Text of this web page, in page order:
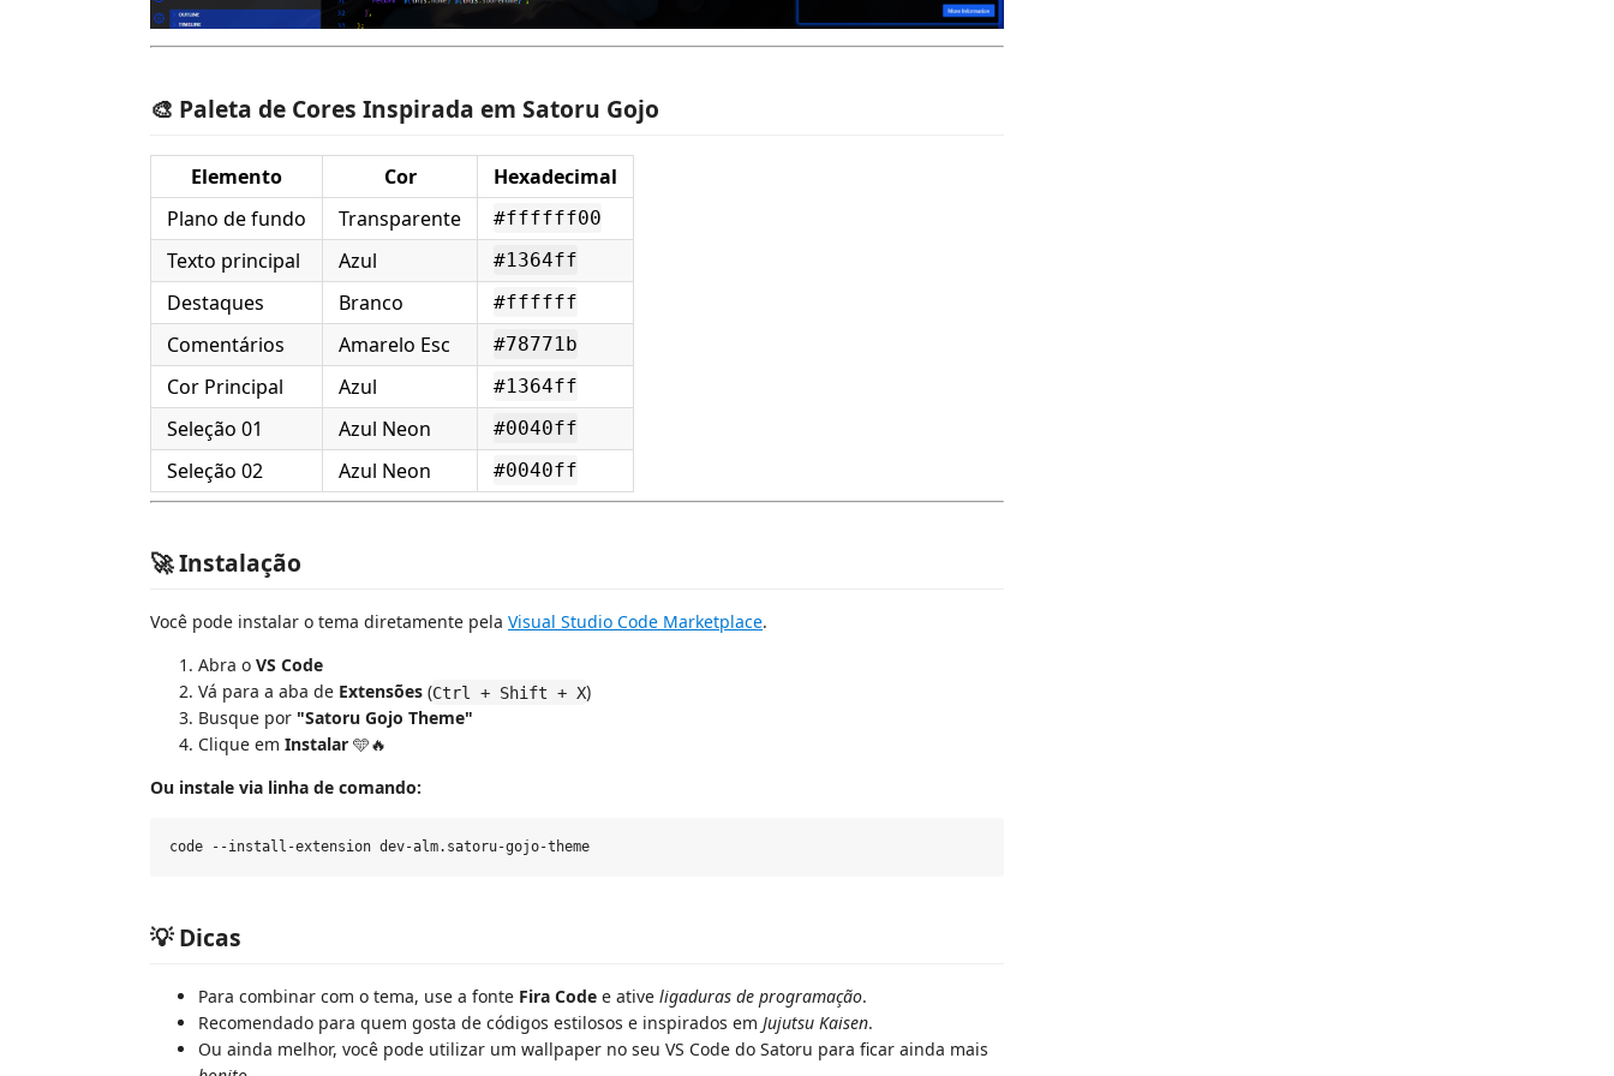
🎨 Paleta de Cores Inspirada em Satoru Gojo
Elemento Cor
Hexadecimal
Plano de fundo
Transparente #ffffff00
Texto principal Azul #1364ff
Destaques Branco #ffffff
Comentários Amarelo Esc #78771b
Cor Principal Azul #1364ff
Seleção 01 Azul Neon #0040ff
Seleção 02 Azul Neon #0040ff
🚀 Instalação
Você pode instalar o tema diretamente pela Visual Studio Code Marketplace.
Abra o VS Code
Vá para a aba de Extensões (Ctrl + Shift + X)
Busque por "Satoru Gojo Theme"
Clique em Instalar 🩵🔥
Ou instale via linha de comando:
💡 Dicas
Para combinar com o tema, use a fonte Fira Code e ative ligaduras de programação.
Recomendado para quem gosta de códigos estilosos e inspirados em Jujutsu Kaisen.
Ou ainda melhor, você pode utilizar um wallpaper no seu VS Code do Satoru para ficar ainda mais